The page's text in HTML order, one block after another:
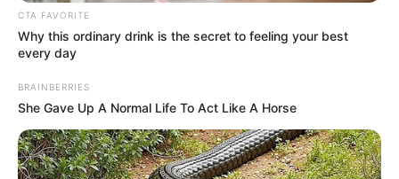
CTA FAVORITE
Why this ordinary drink is the secret to feeling your best
every day
BRAINBERRIES
She Gave Up A Normal Life To Act Like A Horse